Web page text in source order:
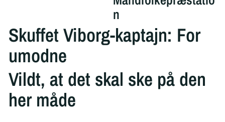
n
Skuffet Viborg-kaptajn: For
umodne
Vildt, at det skal ske på den
her måde